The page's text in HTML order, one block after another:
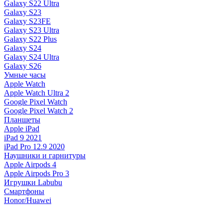
Galaxy S22 Ultra
Galaxy S23
Galaxy S23FE
Galaxy S23 Ultra
Galaxy S22 Plus
Galaxy S24
Galaxy S24 Ultra
Galaxy S26
Умные часы
Apple Watch
Apple Watch Ultra 2
Google Pixel Watch
Google Pixel Watch 2
Планшеты
Apple iPad
iPad 9 2021
iPad Pro 12.9 2020
Наушники и гарнитуры
Apple Airpods 4
Apple Airpods Pro 3
Игрушки Labubu
Смартфоны
Honor/Huawei